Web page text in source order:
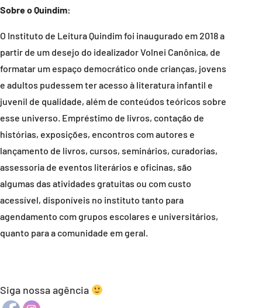
Sobre o Quindim:
​O Instituto de Leitura Quindim foi inaugurado em 2018 a
partir de um desejo do idealizador Volnei Canônica, de
formatar um espaço democrático onde crianças, jovens
e adultos pudessem ter acesso à literatura infantil e
juvenil de qualidade, além de conteúdos teóricos sobre
esse universo. Empréstimo de livros, contação de
histórias, exposições, encontros com autores e
lançamento de livros, cursos, seminários, curadorias,
assessoria de eventos literários e oficinas, são
algumas das atividades gratuitas ou com custo
acessível, disponíveis no instituto tanto para
agendamento com grupos escolares e universitários,
quanto para a comunidade em geral.
Siga nossa agência